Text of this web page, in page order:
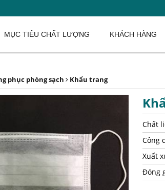
MỤC TIÊU CHẤT LƯỢNG KHÁCH HÀNG
phục phòng sạch Khẩu trang
Chất
Công
Xuất
Đóng